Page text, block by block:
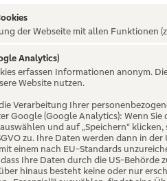
der Webseite mit allen Funktionen
Analytics)
erfassen Informationen anonym.
Website nutzen.
Verarbeitung Ihrer
Google (Google Analytics): Wenn
und auf „Speichern“
zu. Ihre Daten werden dann in
einem nach EU-Standards
Ihre Daten durch die US-
hinaus besteht keine oder nur